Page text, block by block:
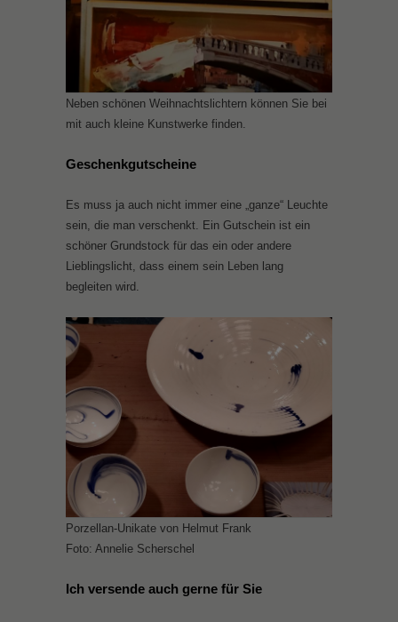
Neben schönen Weihnachtslichtern können Sie bei
mit auch kleine Kunstwerke finden.
Geschenkgutscheine
Es muss ja auch nicht immer eine „ganze“ Leuchte
sein, die man verschenkt. Ein Gutschein ist ein
schöner Grundstock für das ein oder andere
Lieblingslicht, dass einem sein Leben lang
begleiten wird.
Porzellan-Unikate von Helmut Frank
Foto: Annelie Scherschel
Ich versende auch gerne für Sie